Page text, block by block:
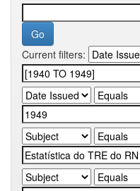
Current filters: